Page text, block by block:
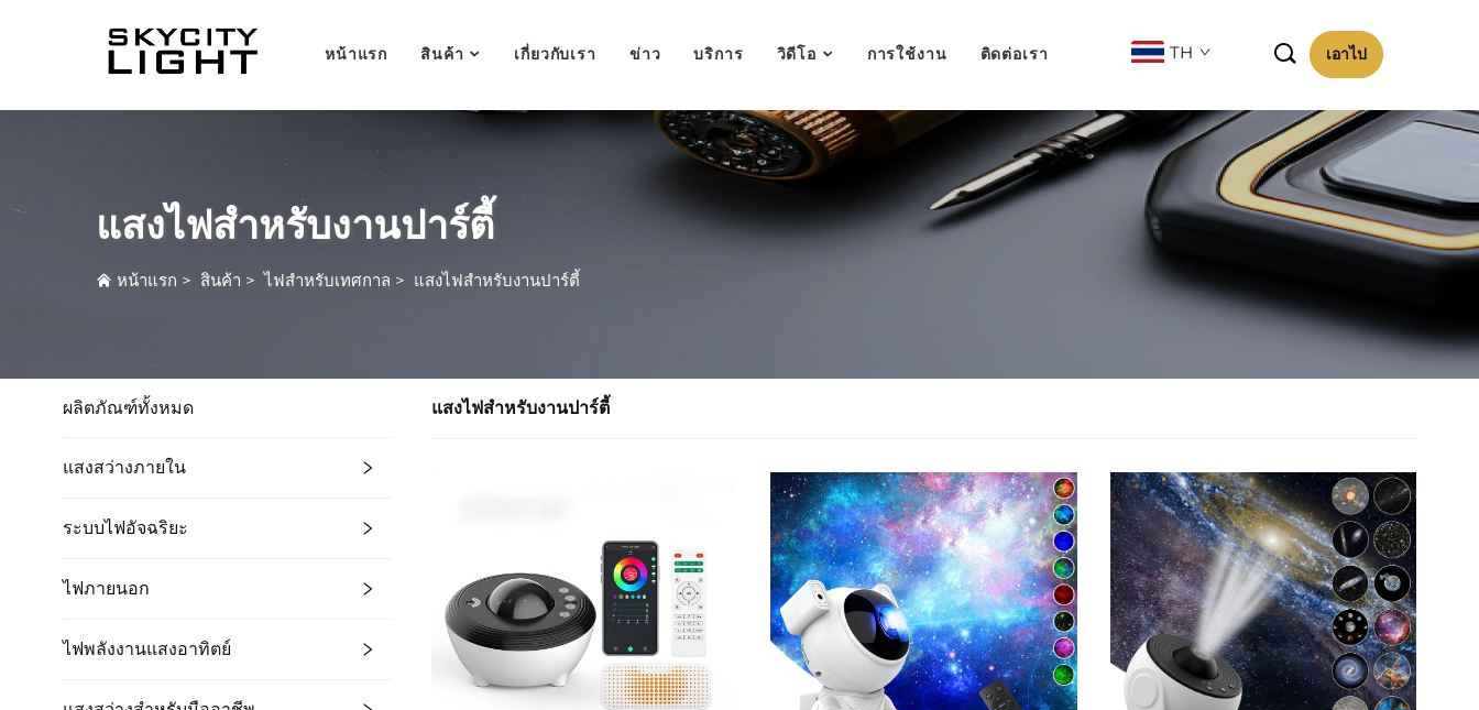
หน้าแรก สินค้า เกี่ยวกับเรา ข่าว บริการ วิดีโอ การใช้งาน ติดต่อเรา TH  เอาไป
แสงไฟสำหรับงานปาร์ตี้
หน้าแรก > สินค้า >ไฟสำหรับเทศกาล > แสงไฟสำหรับงานปาร์ตี้
ผลิตภัณฑ์ทั้งหมด
แสงสว่างภายใน
ระบบไฟอัจฉริยะ
ไฟภายนอก
ไฟพลังงานแสงอาทิตย์
แสงไฟสำหรับงานปาร์ตี้